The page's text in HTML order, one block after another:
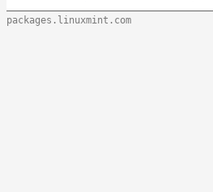
packages.linuxmint.com